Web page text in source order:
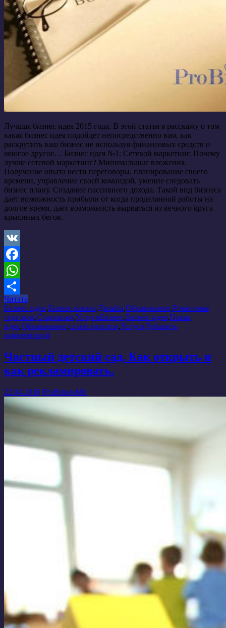
Лучшая бизнес идея 2015 года. В этой статья я расскажу о том
какая бизнес идея подойдет непосредственно вам, как
раскрутить ваш бизнес не используя финансовых средств и
многое другое… Бизнес идея №1: Сетевой маркетинг. Почему
лучше сетевой маркетинг? Минимальные вложения.
Получение опыта вести переговоры, планирование своего
времени, управление своей командой, умение следовать
бизнес плану. Создание пассивного дохода. Такой вид бизнеса
дает возможность прибыли от когда проделанной работы на
долгое время, дает возможность вырваться из вечного круга
крысиных бегов.
VK
Facebook
WhatsApp
Отправить
Читать
Бизнес идеи,Бизнес-школа,Дизайн,Образование,Розничная
торговля,Стартапам,УслугиБизнес,Бизнес-идея,Новая
идея,Образование,салон красоты,УслугиДобавить
комментарий
Частный детский сад. Как открыть и
как рекламировать.
22.04.2016 ProBiznesMir